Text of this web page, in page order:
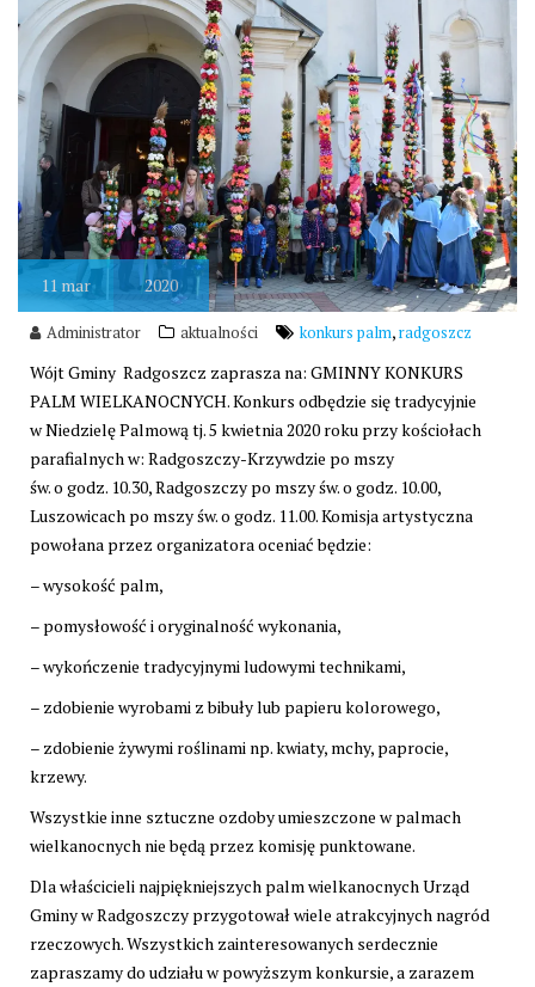
11 mar 2020
Administrator aktualności konkurs palm,radgoszcz
Wójt Gminy Radgoszcz zaprasza na: GMINNY KONKURS
PALM WIELKANOCNYCH. Konkurs odbędzie się tradycyjnie
w Niedzielę Palmową tj. 5 kwietnia 2020 roku przy kościołach
parafialnych w: Radgoszczy-Krzywdzie po mszy
św. o godz. 10.30, Radgoszczy po mszy św. o godz. 10.00,
Luszowicach po mszy św. o godz. 11.00. Komisja artystyczna
powołana przez organizatora oceniać będzie:
– wysokość palm,
– pomysłowość i oryginalność wykonania,
– wykończenie tradycyjnymi ludowymi technikami,
– zdobienie wyrobami z bibuły lub papieru kolorowego,
– zdobienie żywymi roślinami np. kwiaty, mchy, paprocie,
krzewy.
Wszystkie inne sztuczne ozdoby umieszczone w palmach
wielkanocnych nie będą przez komisję punktowane.
Dla właścicieli najpiękniejszych palm wielkanocnych Urząd
Gminy w Radgoszczy przygotował wiele atrakcyjnych nagród
rzeczowych. Wszystkich zainteresowanych serdecznie
zapraszamy do udziału w powyższym konkursie, a zarazem